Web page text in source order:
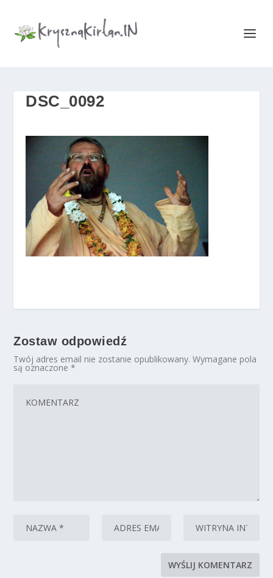
DSC_0092
Zostaw odpowiedź
Twój adres email nie zostanie opublikowany. Wymagane pola
są oznaczone*